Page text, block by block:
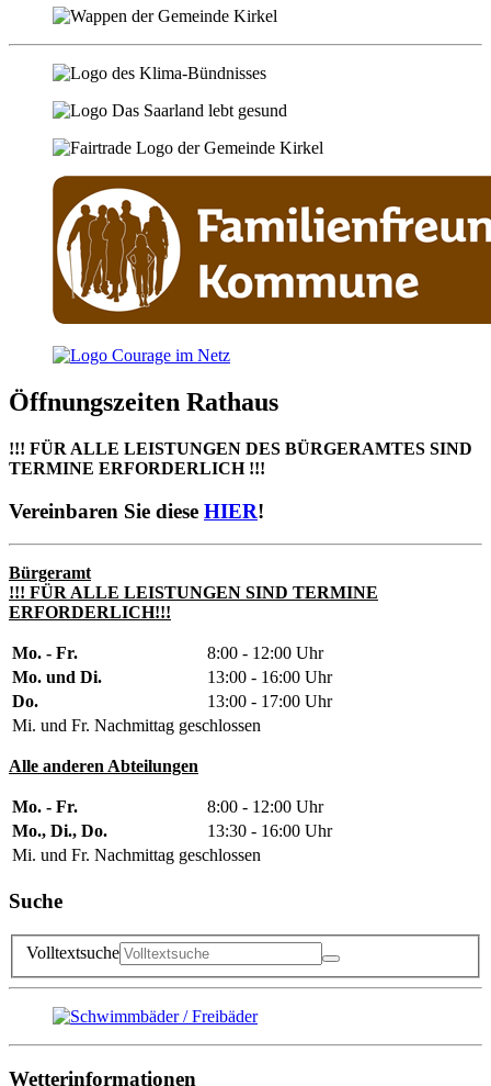
Öffnungszeiten Rathaus
!!! FÜR ALLE LEISTUNGEN DES BÜRGERAMTES SIND
TERMINE ERFORDERLICH !!!
Vereinbaren Sie diese HIER!
Bürgeramt
!!! FÜR ALLE LEISTUNGEN SIND TERMINE
ERFORDERLICH!!!
Mo. - Fr.
8:00 - 12:00 Uhr
Mo. und Di.
13:00 - 16:00 Uhr
Do.
13:00 - 17:00 Uhr
Mi. und Fr. Nachmittag geschlossen
Alle anderen Abteilungen
Mo. - Fr.
8:00 - 12:00 Uhr
Mo., Di., Do.
13:30 - 16:00 Uhr
Mi. und Fr. Nachmittag geschlossen
Suche
Volltextsuche
Wetterinformationen